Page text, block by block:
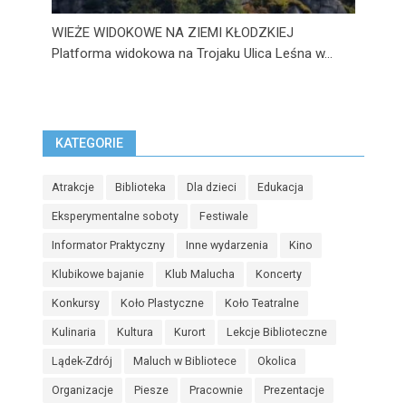
WIEŻE WIDOKOWE NA ZIEMI KŁODZKIEJ
Platforma widokowa na Trojaku Ulica Leśna w...
KATEGORIE
Atrakcje Biblioteka Dla dzieci Edukacja
Eksperymentalne soboty Festiwale
Informator Praktyczny Inne wydarzenia Kino
Klubikowe bajanie Klub Malucha Koncerty
Konkursy Koło Plastyczne Koło Teatralne
Kulinaria Kultura Kurort Lekcje Biblioteczne
Lądek-Zdrój Maluch w Bibliotece Okolica
Organizacje Piesze Pracownie Prezentacje